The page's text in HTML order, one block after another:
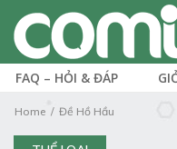
FAQ – HỎI & ĐÁP
Home Đề Hồ Hầu